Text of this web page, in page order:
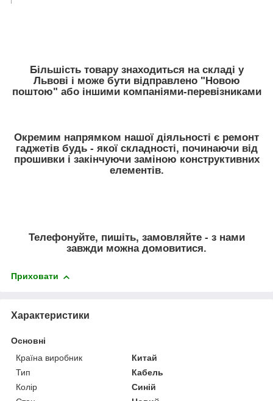
Більшість товару знаходиться на складі у
Львові і може бути відправлено "Новою
поштою" або іншими компаніями-перевізниками
Окремим напрямком нашої діяльності є ремонт
гаджетів будь - якої складності, починаючи від
прошивки і закінчуючи заміною конструктивних
елементів.
Телефонуйте, пишіть, замовляйте - з нами
завжди можна домовитися.
Приховати
Характеристики
Основні
Країна виробник
Китай
Тип
Кабель
Колір
Синій